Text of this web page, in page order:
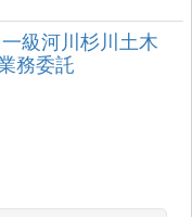
級河川杉川土木
務委託